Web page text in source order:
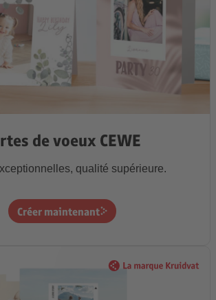
de voeux CEWE
qualité supérieure.
Créer maintenant